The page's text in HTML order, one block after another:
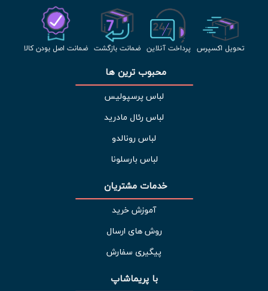
تحویل اکسپرس پرداخت آنلاین ضمانت بازگشت ضمانت اصل بودن کالا
محبوب ترین ها
لباس پرسپولیس
لباس رئال مادرید
لباس رونالدو
لباس بارسلونا
خدمات مشتریان
آموزش خرید
روش های ارسال
پیگیری سفارش
با پریماشاپ